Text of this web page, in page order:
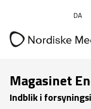
DA
Magasinet
Indblik i